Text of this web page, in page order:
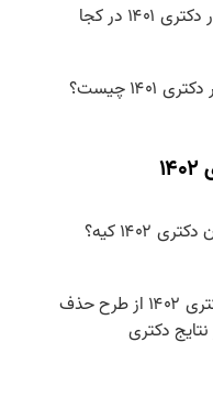
رتبه های برتر کنکور دکتری ۱۴۰۱ در کجا
چیست؟
۱۴۰۲ کیه؟
خبر تغییر کنکور دکتری ۱۴۰۲ از طرح حذف
دکتری